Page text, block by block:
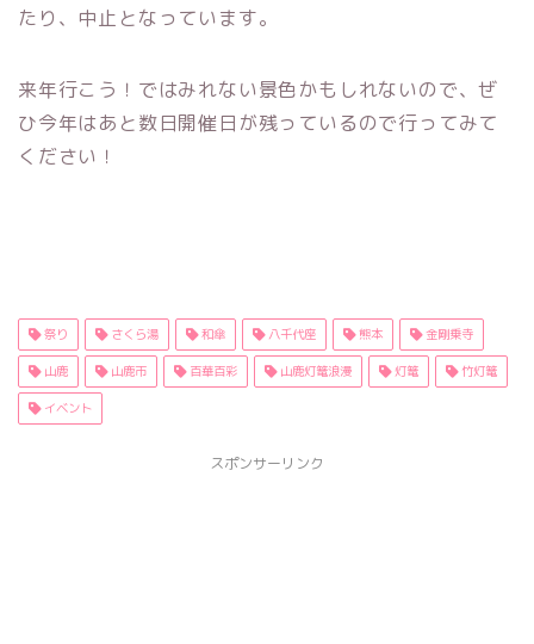
たり、中止となっています。
来年行こう！ではみれない景色かもしれないので、ぜ
ひ今年はあと数日開催日が残っているので行ってみて
ください！
祭り さくら湯 和傘 八千代座 熊本 金剛乗寺
山鹿 山鹿市 百華百彩 山鹿灯篭浪漫 灯篭 竹灯篭
イベント
スポンサーリンク